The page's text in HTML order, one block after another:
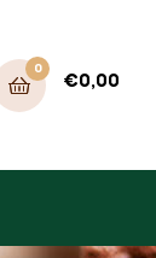
0
€0,00